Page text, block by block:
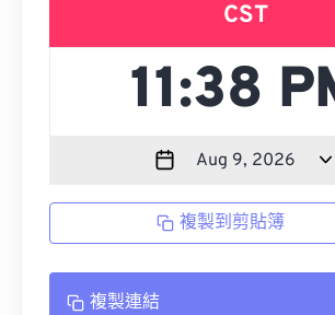
CST
複製到剪貼簿
複製連結